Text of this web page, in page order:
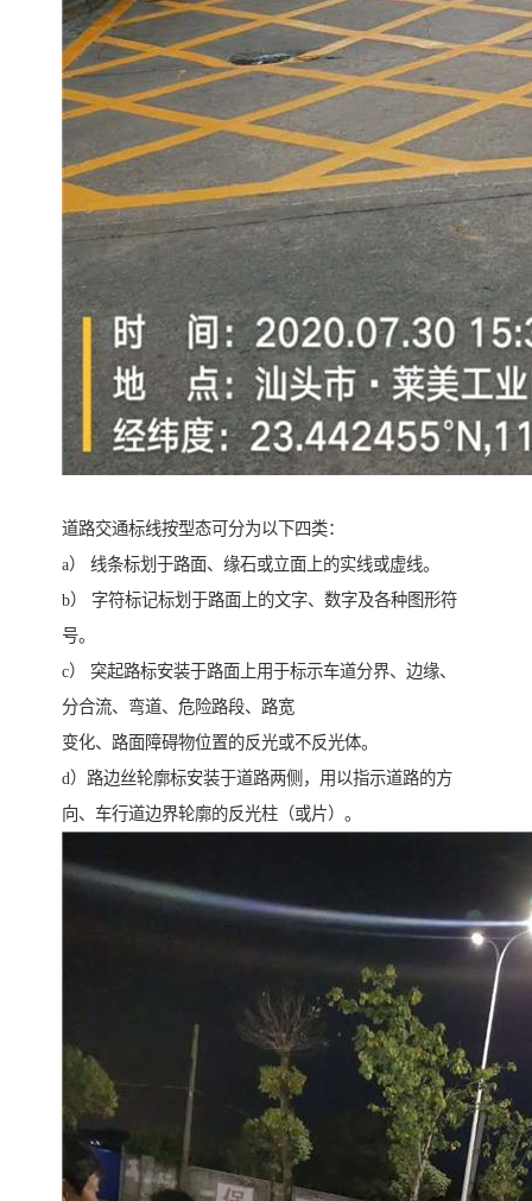
道路交通标线按型态可分为以下四类：
a） 线条标划于路面、缘石或立面上的实线或虚线。
b） 字符标记标划于路面上的文字、数字及各种图形符
号。
c） 突起路标安装于路面上用于标示车道分界、边缘、
分合流、弯道、危险路段、路宽
变化、路面障碍物位置的反光或不反光体。
d）路边丝轮廓标安装于道路两侧，用以指示道路的方
向、车行道边界轮廓的反光柱（或片）。